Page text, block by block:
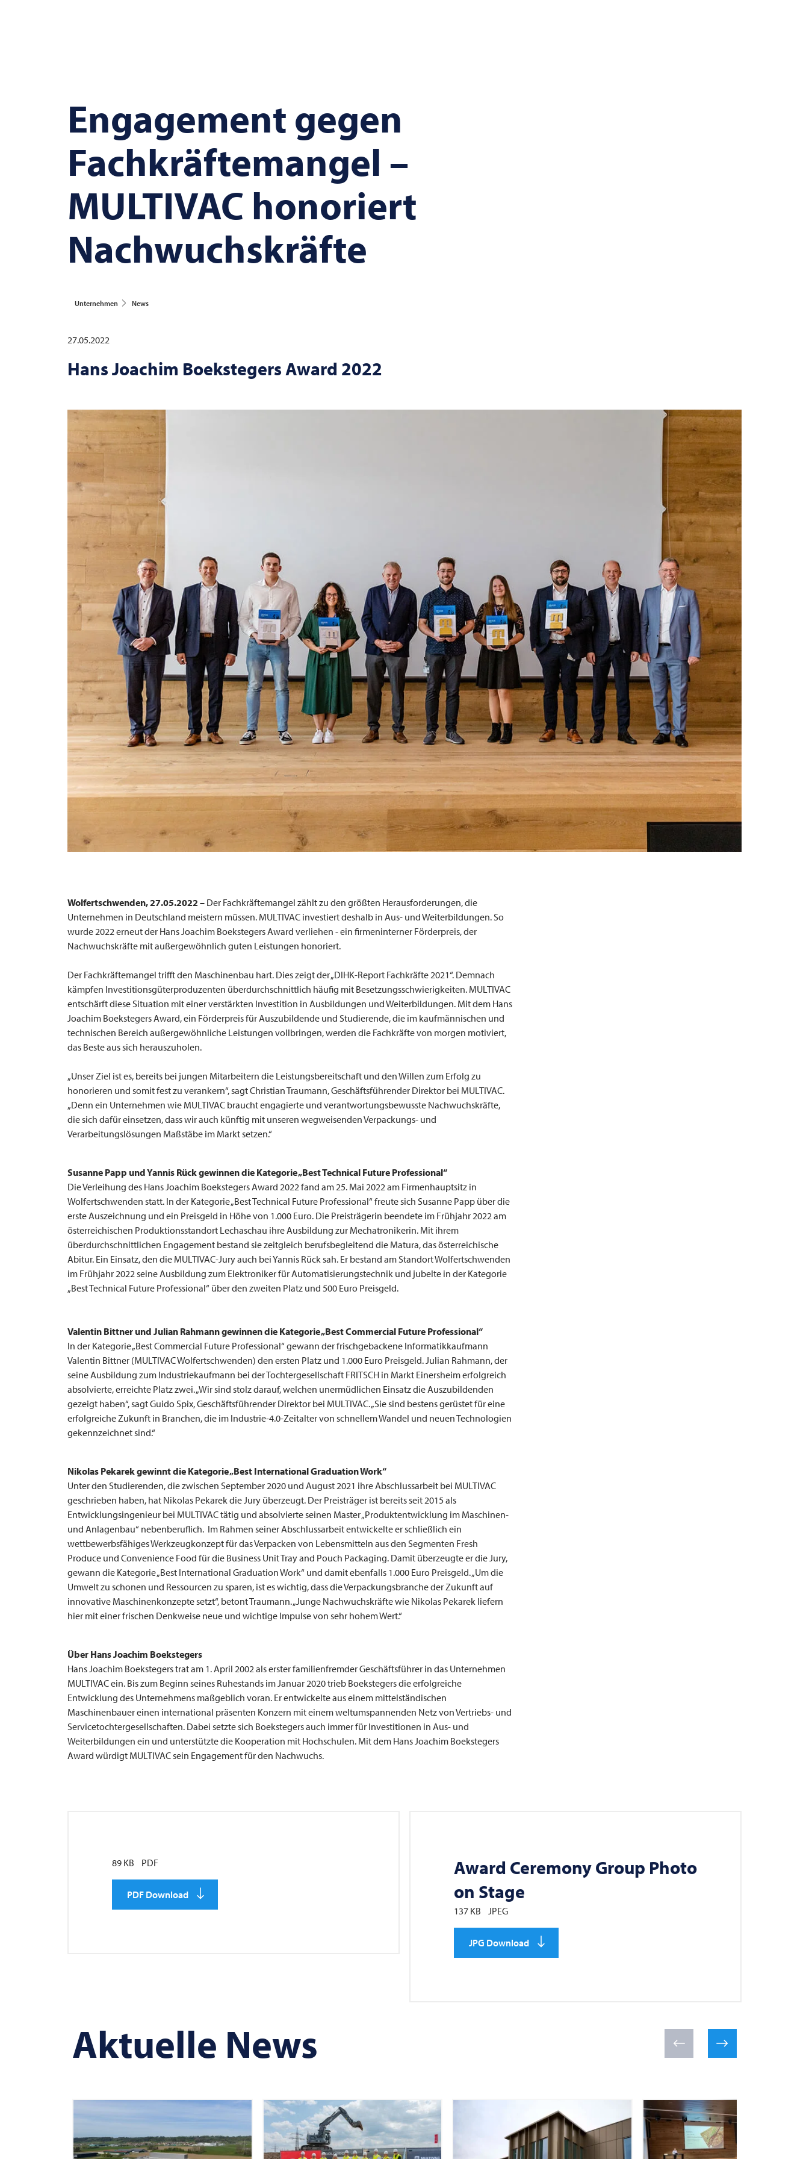
Engagement gegen
Fachkräftemangel –
MULTIVAC honoriert
Nachwuchskräfte
Unternehmen News
27.05.2022
Hans Joachim Boekstegers Award 2022
Wolfertschwenden, 27.05.2022 – Der Fachkräftemangel zählt zu den größten Herausforderungen, die
Unternehmen in Deutschland meistern müssen. MULTIVAC investiert deshalb in Aus- und Weiterbildungen. So
wurde 2022 erneut der Hans Joachim Boekstegers Award verliehen - ein firmeninterner Förderpreis, der
Nachwuchskräfte mit außergewöhnlich guten Leistungen honoriert.
Der Fachkräftemangel trifft den Maschinenbau hart. Dies zeigt der „DIHK-Report Fachkräfte 2021“. Demnach
kämpfen Investitionsgüterproduzenten überdurchschnittlich häufig mit Besetzungsschwierigkeiten. MULTIVAC
entschärft diese Situation mit einer verstärkten Investition in Ausbildungen und Weiterbildungen. Mit dem Hans
Joachim Boekstegers Award, ein Förderpreis für Auszubildende und Studierende, die im kaufmännischen und
technischen Bereich außergewöhnliche Leistungen vollbringen, werden die Fachkräfte von morgen motiviert,
das Beste aus sich herauszuholen.
„Unser Ziel ist es, bereits bei jungen Mitarbeitern die Leistungsbereitschaft und den Willen zum Erfolg zu
honorieren und somit fest zu verankern“, sagt Christian Traumann, Geschäftsführender Direktor bei MULTIVAC.
„Denn ein Unternehmen wie MULTIVAC braucht engagierte und verantwortungsbewusste Nachwuchskräfte,
die sich dafür einsetzen, dass wir auch künftig mit unseren wegweisenden Verpackungs- und
Verarbeitungslösungen Maßstäbe im Markt setzen.“
Susanne Papp und Yannis Rück gewinnen die Kategorie „Best Technical Future Professional“
Die Verleihung des Hans Joachim Boekstegers Award 2022 fand am 25. Mai 2022 am Firmenhauptsitz in
Wolfertschwenden statt. In der Kategorie „Best Technical Future Professional“ freute sich Susanne Papp über die
erste Auszeichnung und ein Preisgeld in Höhe von 1.000 Euro. Die Preisträgerin beendete im Frühjahr 2022 am
österreichischen Produktionsstandort Lechaschau ihre Ausbildung zur Mechatronikerin. Mit ihrem
überdurchschnittlichen Engagement bestand sie zeitgleich berufsbegleitend die Matura, das österreichische
Abitur. Ein Einsatz, den die MULTIVAC-Jury auch bei Yannis Rück sah. Er bestand am Standort Wolfertschwenden
im Frühjahr 2022 seine Ausbildung zum Elektroniker für Automatisierungstechnik und jubelte in der Kategorie
„Best Technical Future Professional“ über den zweiten Platz und 500 Euro Preisgeld.
Valentin Bittner und Julian Rahmann gewinnen die Kategorie „Best Commercial Future Professional“
In der Kategorie „Best Commercial Future Professional“ gewann der frischgebackene Informatikkaufmann
Valentin Bittner (MULTIVAC Wolfertschwenden) den ersten Platz und 1.000 Euro Preisgeld. Julian Rahmann, der
seine Ausbildung zum Industriekaufmann bei der Tochtergesellschaft FRITSCH in Markt Einersheim erfolgreich
absolvierte, erreichte Platz zwei. „Wir sind stolz darauf, welchen unermüdlichen Einsatz die Auszubildenden
gezeigt haben“, sagt Guido Spix, Geschäftsführender Direktor bei MULTIVAC. „Sie sind bestens gerüstet für eine
erfolgreiche Zukunft in Branchen, die im Industrie-4.0-Zeitalter von schnellem Wandel und neuen Technologien
gekennzeichnet sind.“
Nikolas Pekarek gewinnt die Kategorie „Best International Graduation Work“
Unter den Studierenden, die zwischen September 2020 und August 2021 ihre Abschlussarbeit bei MULTIVAC
geschrieben haben, hat Nikolas Pekarek die Jury überzeugt. Der Preisträger ist bereits seit 2015 als
Entwicklungsingenieur bei MULTIVACtätig und absolvierte seinen Master „Produktentwicklung im Maschinen-
und Anlagenbau“ nebenberuflich. Im Rahmen seiner Abschlussarbeit entwickelte er schließlich ein
wettbewerbsfähiges Werkzeugkonzept für das Verpacken von Lebensmitteln aus den Segmenten Fresh
Produce und Convenience Food für die Business Unit Tray and Pouch Packaging. Damit überzeugte er die Jury,
gewann die Kategorie „Best International Graduation Work“ und damit ebenfalls 1.000 Euro Preisgeld. „Um die
Umwelt zu schonen und Ressourcen zu sparen, ist es wichtig, dass die Verpackungsbranche der Zukunft auf
innovative Maschinenkonzepte setzt“, betont Traumann. „Junge Nachwuchskräfte wie Nikolas Pekarek liefern
hier mit einer frischen Denkweise neue und wichtige Impulse von sehr hohem Wert.“
Über Hans Joachim Boekstegers
Hans Joachim Boekstegers trat am 1. April 2002 als erster familienfremder Geschäftsführer in das Unternehmen
MULTIVACein. Bis zum Beginn seines Ruhestands im Januar 2020 trieb Boekstegers die erfolgreiche
Entwicklung des Unternehmens maßgeblich voran. Er entwickelte aus einem mittelständischen
Maschinenbauer einen international präsenten Konzern mit einem weltumspannenden Netz von Vertriebs- und
Servicetochtergesellschaften. Dabei setzte sich Boekstegers auch immer für Investitionen in Aus- und
Weiterbildungen ein und unterstützte die Kooperation mit Hochschulen. Mit dem Hans Joachim Boekstegers
Award würdigt MULTIVACsein Engagement für den Nachwuchs.
89 KB PDF
PDF Download
Award Ceremony Group Photo
on Stage
137 KB JPEG
JPG Download
Aktuelle News